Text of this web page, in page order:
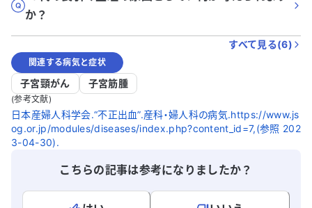
か？
すべて見る(6)
関連する病気と症状
子宮頸がん 子宮筋腫
(参考文献)
日本産婦人科学会.“不正出血”.産科・婦人科の病気.https://www.js
og.or.jp/modules/diseases/index.php?content_id=7,(参照 202
3-04-30).
こちらの記事は参考になりましたか？